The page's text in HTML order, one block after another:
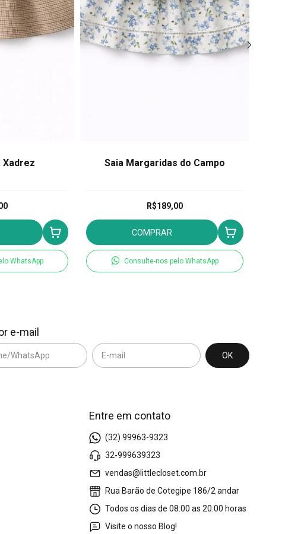
Xadrez
WhatsApp
Saia Margaridas do Campo
R$189,00
COMPRAR
Consulte-nos pelo WhatsApp
e-mail
Entre em contato
(32) 99963-9323
32-999639323
vendas@littlecloset.com.br
Rua Barão de Cotegipe 186/2 andar
Todos os dias de 08:00 as 20:00 horas
Visite o nosso Blog!